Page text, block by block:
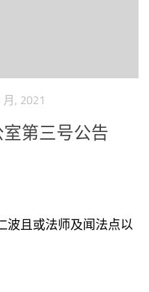
月, 2021
第三号公告
且或法师及闻法点以